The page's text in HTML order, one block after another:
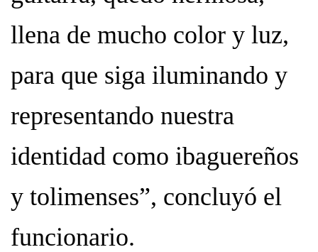
llena de mucho color y luz,
para que siga iluminando y
representando nuestra
identidad como ibaguereños
y tolimenses”, concluyó el
funcionario.